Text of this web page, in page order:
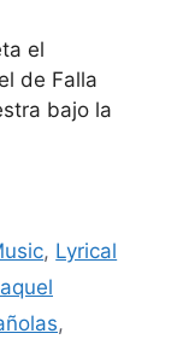
el
de Falla
bajo la
, Lyrical
,